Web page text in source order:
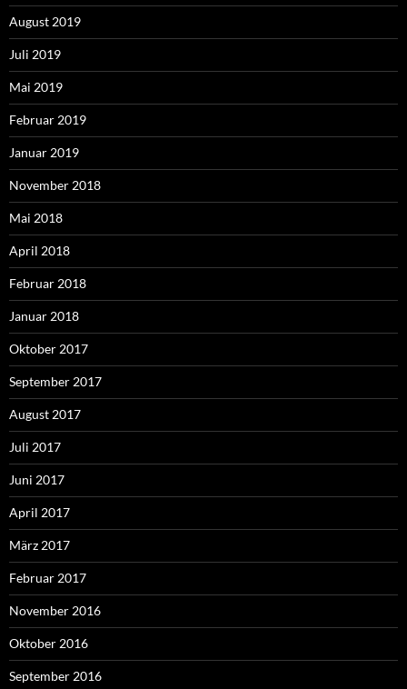
August 2019
Juli 2019
Mai 2019
Februar 2019
Januar 2019
November 2018
Mai 2018
April 2018
Februar 2018
Januar 2018
Oktober 2017
September 2017
August 2017
Juli 2017
Juni 2017
April 2017
März 2017
Februar 2017
November 2016
Oktober 2016
September 2016